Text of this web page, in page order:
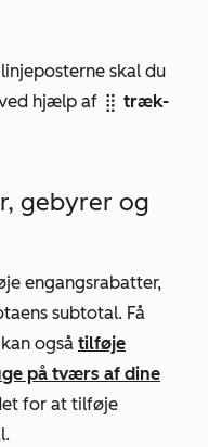
skal du
hjælp af dragHandle træk-
gebyrer og
engangsrabatter,
subtotal. Få
kan også tilføje
på tværs af dine
for at tilføje